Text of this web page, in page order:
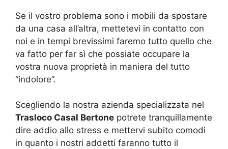
Se il vostro problema sono i mobili da spostare
da una casa all’altra, mettetevi in contatto con
noi e in tempi brevissimi faremo tutto quello che
va fatto per far sì che possiate occupare la
vostra nuova proprietà in maniera del tutto
“indolore”.
Scegliendo la nostra azienda specializzata nel
Trasloco Casal Bertone potrete tranquillamente
dire addio allo stress e mettervi subito comodi
in quanto i nostri addetti faranno tutto il